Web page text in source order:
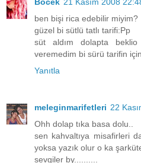
ben bişi rica edebilir miyim?
güzel bi sütlü tatlı tarifi:Pp
süt aldım dolapta
veremedim bi sürü tarifin
Yanıtla
meleginmarifetleri 22
Ohh dolap tıka basa dolu..
sen kahvaltıya misafirleri
yoksa yazık olur o ka
sevgiler by..........